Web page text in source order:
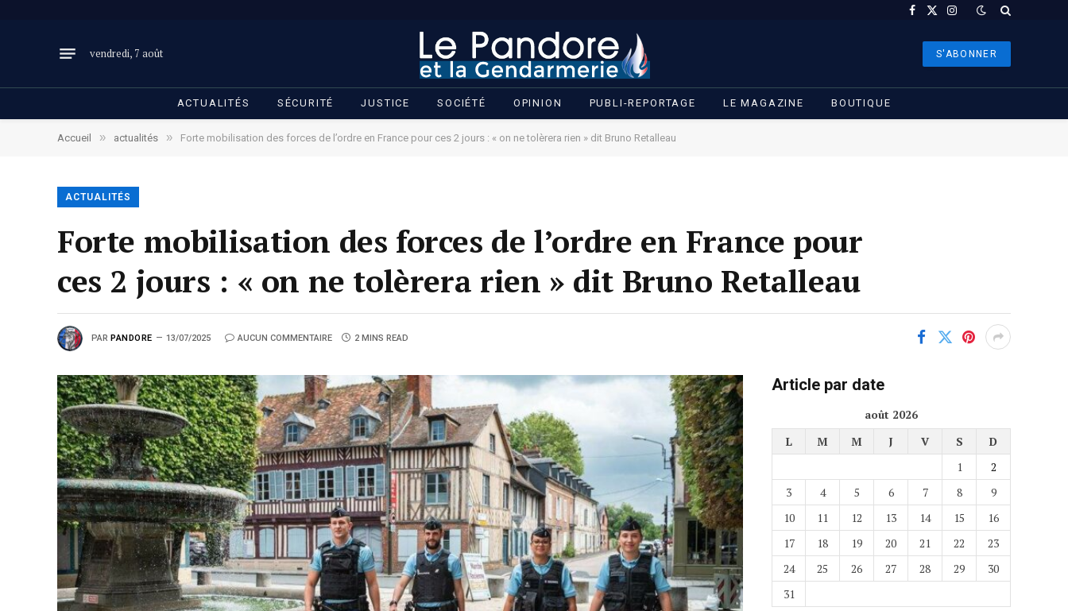
Facebook
X
Instagram
vendredi, 7 août S'ABONNER
ACTUALITÉS SÉCURITÉ JUSTICE SOCIÉTÉ OPINION PUBLI-REPORTAGE LE MAGAZINE BOUTIQUE
Accueil » actualités » Forte mobilisation des forces de l’ordre en France pour ces 2 jours : « on ne tolèrera rien » dit Bruno Retalleau
ACTUALITÉS
Forte mobilisation des forces de l’ordre en France pour
ces 2 jours : « on ne tolèrera rien » dit Bruno Retalleau
PAR PANDORE 13/07/2025 AUCUN COMMENTAIRE 2 MINS READ
Article par date
août 2026
L
M M J V S
D
1
2
3
4 5 6 7 8
9
10
11 12 13 14 15
16
17
18 19 20 21 22
23
24
25 26 27 28 29
30
31